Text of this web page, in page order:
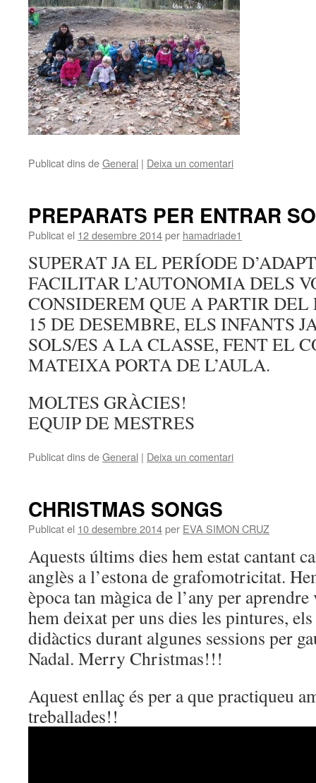
Publicat dins deGeneral | Deixa un comentari
PREPARATS PER ENTRAR
Publicat el 12 desembre 2014per hamadriade1
SUPERAT JA EL PERÍODE
FACILITAR L’AUTONOMIA DELS
CONSIDEREM QUE A PARTIR DEL
15 DE DESEMBRE, ELS INFANTS
SOLS/ES A LA CLASSE, FENT EL
MATEIXA PORTA DE L’AULA.
MOLTES GRÀCIES!
EQUIP DE MESTRES
Publicat dins deGeneral | Deixa un comentari
CHRISTMAS SONGS
Publicat el 10 desembre 2014per EVA SIMON CRUZ
Aquests últims dies hem estat cantant
anglès a l’estona de grafomotricitat.
època tan màgica de l’any per
hem deixat per uns dies les pintures,
didàctics durant algunes sessions per
Nadal. Merry Christmas!!!
Aquest enllaç és per a que practiqueu
treballades!!